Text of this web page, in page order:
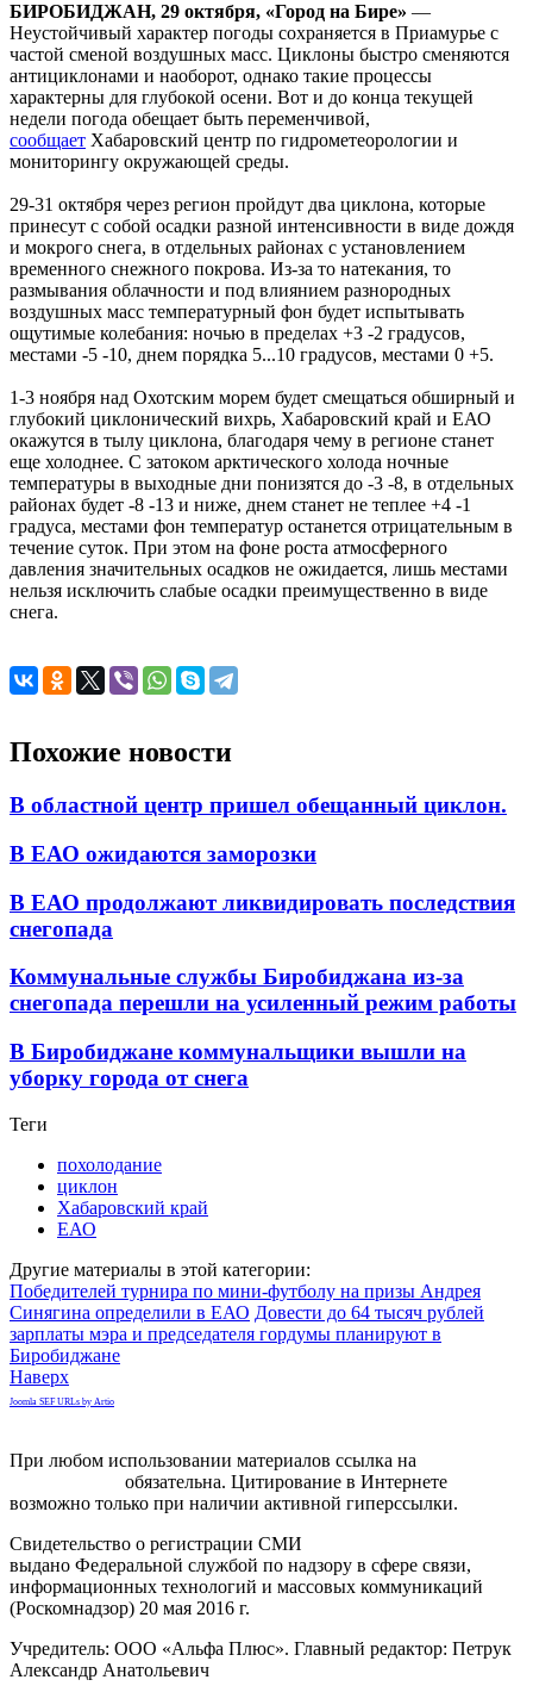
БИРОБИДЖАН, 29 октября, «Город на Бире» —
Неустойчивый характер погоды сохраняется в Приамурье с
частой сменой воздушных масс. Циклоны быстро сменяются
антициклонами и наоборот, однако такие процессы
характерны для глубокой осени. Вот и до конца текущей
недели погода обещает быть переменчивой,
сообщает Хабаровский центр по гидрометеорологии и
мониторингу окружающей среды.
29-31 октября через регион пройдут два циклона, которые
принесут с собой осадки разной интенсивности в виде дождя
и мокрого снега, в отдельных районах с установлением
временного снежного покрова. Из-за то натекания, то
размывания облачности и под влиянием разнородных
воздушных масс температурный фон будет испытывать
ощутимые колебания: ночью в пределах +3 -2 градусов,
местами -5 -10, днем порядка 5...10 градусов, местами 0 +5.
1-3 ноября над Охотским морем будет смещаться обширный и
глубокий циклонический вихрь, Хабаровский край и ЕАО
окажутся в тылу циклона, благодаря чему в регионе станет
еще холоднее. С затоком арктического холода ночные
температуры в выходные дни понизятся до -3 -8, в отдельных
районах будет -8 -13 и ниже, днем станет не теплее +4 -1
градуса, местами фон температур останется отрицательным в
течение суток. При этом на фоне роста атмосферного
давления значительных осадков не ожидается, лишь местами
нельзя исключить слабые осадки преимущественно в виде
снега.
Похожие новости
В областной центр пришел обещанный циклон.
В ЕАО ожидаются заморозки
В ЕАО продолжают ликвидировать последствия
снегопада
Коммунальные службы Биробиджана из-за
снегопада перешли на усиленный режим работы
В Биробиджане коммунальщики вышли на
уборку города от снега
Теги
похолодание
циклон
Хабаровский край
ЕАО
Другие материалы в этой категории:
Победителей турнира по мини-футболу на призы Андрея
Синягина определили в ЕАО Довести до 64 тысяч рублей
зарплаты мэра и председателя гордумы планируют в
Биробиджане
Наверх
Joomla SEF URLs by Artio
При любом использовании материалов ссылка на
обязательна. Цитирование в Интернете
возможно только при наличии активной гиперссылки.
Свидетельство о регистрации СМИ
выдано Федеральной службой по надзору в сфере связи,
информационных технологий и массовых коммуникаций
(Роскомнадзор) 20 мая 2016 г.
Учредитель: ООО «Альфа Плюс». Главный редактор: Петрук
Александр Анатольевич